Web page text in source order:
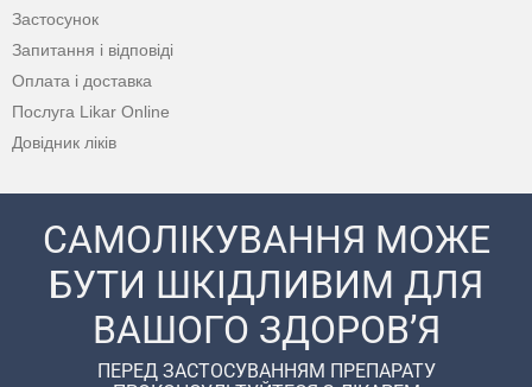
Застосунок
Запитання і відповіді
Оплата і доставка
Послуга Likar Online
Довідник ліків
САМОЛІКУВАННЯ МОЖЕ
БУТИ ШКІДЛИВИМ ДЛЯ
ВАШОГО ЗДОРОВ’Я
ПЕРЕД ЗАСТОСУВАННЯМ ПРЕПАРАТУ